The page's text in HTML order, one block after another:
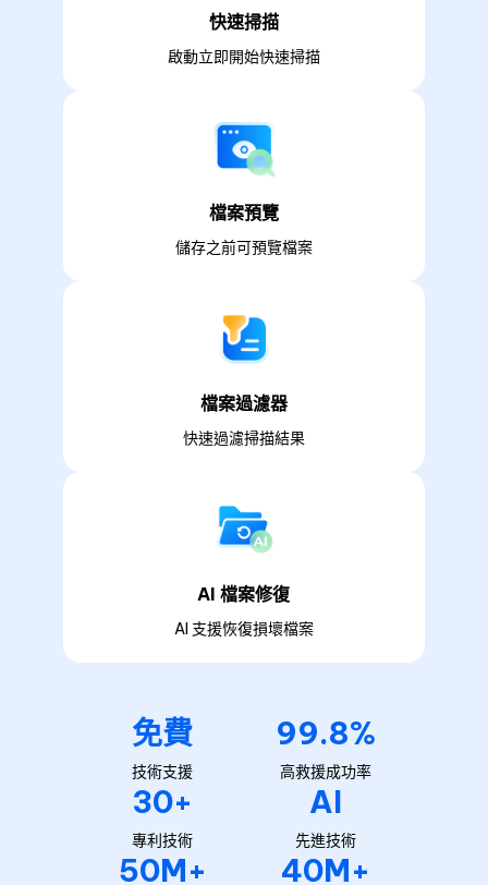
快速掃描
啟動立即開始快速掃描
檔案預覽
儲存之前可預覽檔案
檔案過濾器
快速過濾掃描結果
AI 檔案修復
AI 支援恢復損壞檔案
免費
技術支援
99.8%
高救援成功率
30+
專利技術
AI
先進技術
50M+ 40M+